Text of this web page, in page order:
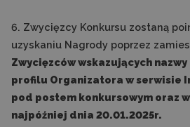
6. Zwycięzcy Konkursu zostaną
uzyskaniu Nagrody poprzez
Zwycięzców wskazujących
profilu Organizatora w serwisie
pod postem konkursowym oraz
najpóźniej dnia 20.01.2025r.